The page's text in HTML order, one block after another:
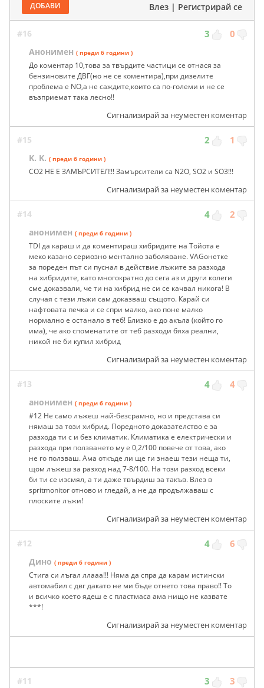
ДОБАВИ Влез | Регистрирай се
#16 3 0
Анонимен ( преди 6 години )
До коментар 10,това за твърдите частици се отнася за
бензиновите ДВГ(но не се коментира),при дизелите
проблема е NO,а не саждите,които са по-големи и не се
възприемат така лесно!!
Сигнализирай за неуместен коментар
#15 2 1
K. K. ( преди 6 години )
CO2 НЕ Е ЗАМЪРСИТЕЛ!!! Замърсители са N2O, SO2 и SO3!!!
Сигнализирай за неуместен коментар
#14 4 2
анонимен ( преди 6 години )
TDI да караш и да коментираш хибридите на Тойота е
меко казано сериозно ментално заболяване. VAGонетке
за пореден път си пуснал в действие лъжите за разхода
на хибридите, като многократно до сега аз и други колеги
сме доказвали, че ти на хибрид не си се качвал никога! В
случая с тези лъжи сам доказваш същото. Карай си
нафтовата печка и се спри малко, ако поне малко
нормално е останало в теб! Близко е до акъла (който го
има), че ако споменатите от теб разходи бяха реални,
никой не би купил хибрид
Сигнализирай за неуместен коментар
#13 4 4
анонимен ( преди 6 години )
#12 Не само лъжеш най-безсрамно, но и представа си
нямаш за този хибрид. Поредното доказателство е за
разхода ти с и без климатик. Климатика е електрически и
разхода при ползването му е 0,2/100 повече от това, ако
не го ползваш. Ама откъде ли ще ги знаеш тези неща ти,
щом лъжеш за разход над 7-8/100. На този разход всеки
би ти се изсмял, а ти даже твърдиш за такъв. Влез в
spritmonitor отново и гледай, а не да продължаваш с
плоските лъжи!
Сигнализирай за неуместен коментар
#12 4 6
Дино ( преди 6 години )
Стига си лъгал ллааа!!! Няма да спра да карам истински
автомабил с двг дакато не ми бъде отнето това право!! То
и всичко което ядеш е с пластмаса ама нищо не казвате
***!
Сигнализирай за неуместен коментар
#11 3 3